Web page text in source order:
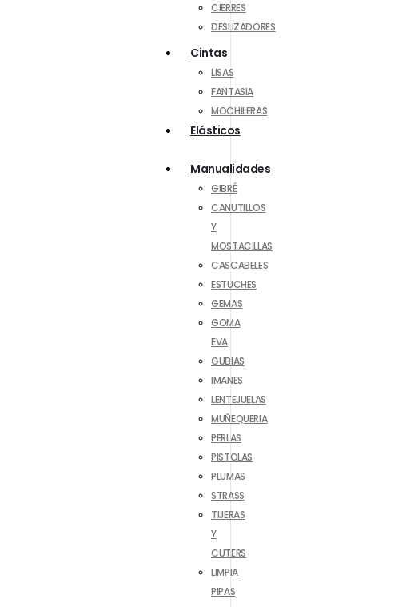
CIERRES
DESLIZADORES
Cintas
LISAS
FANTASIA
MOCHILERAS
Elásticos
Manualidades
GIBRÉ
CANUTILLOS
Y
MOSTACILLAS
CASCABELES
ESTUCHES
GEMAS
GOMA
EVA
GUBIAS
IMANES
LENTEJUELAS
MUÑEQUERIA
PERLAS
PISTOLAS
PLUMAS
STRASS
TIJERAS
Y
CUTERS
LIMPIA
PIPAS